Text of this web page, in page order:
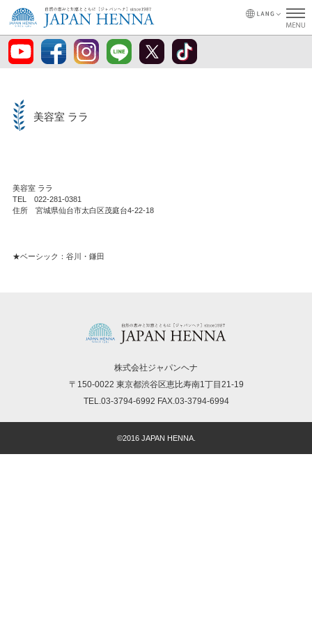
美容室 ララ
美容室 ララ
TEL 022-281-0381
住所 宮城県仙台市太白区茂庭台4-22-18
★ベーシック：谷川・鎌田
株式会社ジャパンヘナ
〒150-0022 東京都渋谷区恵比寿南1丁目21-19
TEL.03-3794-6992 FAX.03-3794-6994
©2016 JAPAN HENNA.